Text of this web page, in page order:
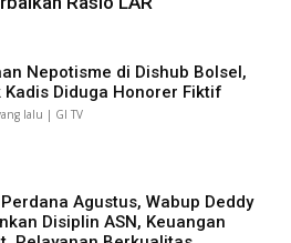
Nepotisme di Dishub Bolsel,
Kadis Diduga Honorer Fiktif
lalu | GI TV
Agustus, Wabup Deddy
Disiplin ASN, Keuangan